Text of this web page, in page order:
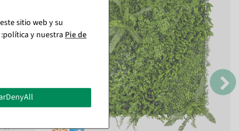
sitio web y su
y nuestra Pie de